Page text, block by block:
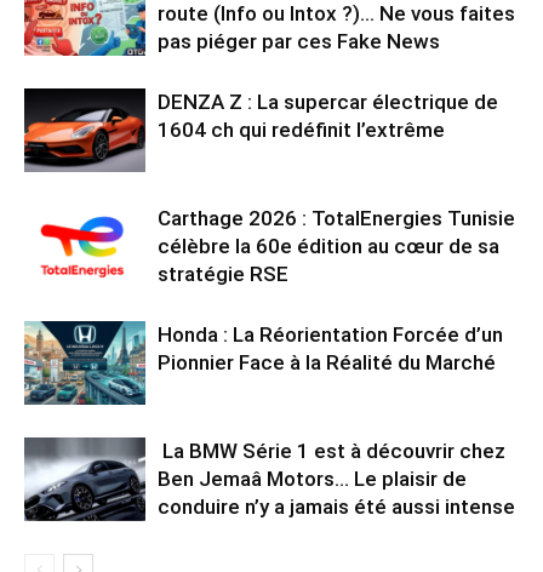
route (Info ou Intox ?)… Ne vous faites
pas piéger par ces Fake News
DENZA Z : La supercar électrique de
1604 ch qui redéfinit l’extrême
Carthage 2026 : TotalEnergies Tunisie
célèbre la 60e édition au cœur de sa
stratégie RSE
Honda : La Réorientation Forcée d’un
Pionnier Face à la Réalité du Marché
La BMW Série 1 est à découvrir chez
Ben Jemaâ Motors… Le plaisir de
conduire n’y a jamais été aussi intense